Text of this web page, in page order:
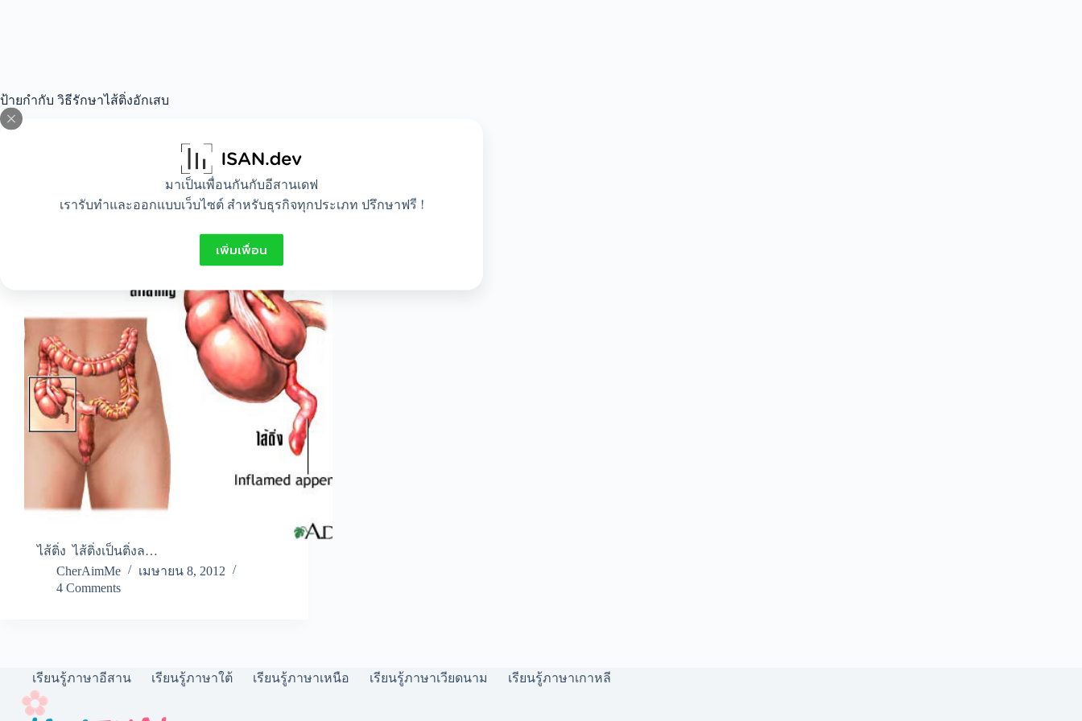
มาเป็นเพื่อนกันกับอีสานเดฟ
เรารับทำและออกแบบเว็บไซต์ สำหรับธุรกิจทุกประเภท ปรึกษาฟรี !
เพิ่มเพื่อน
ป้ายกำกับ วิธีรักษาไส้ติ่งอักเสบ
ทำไม ไส้ติ่งถึงอักเสบ
ไส้ติ่ง ไส้ติ่งเป็นติ่งล…
CherAimMe
เมษายน 8, 2012
4 Comments
เรียนรู้ภาษาอีสาน เรียนรู้ภาษาใต้ เรียนรู้ภาษาเหนือ เรียนรู้ภาษาเวียดนาม เรียนรู้ภาษาเกาหลี